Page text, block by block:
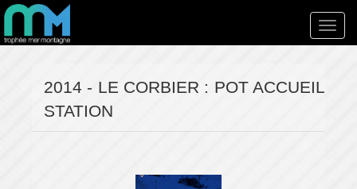
2014 - LE CORBIER : POT ACCUEIL
STATION